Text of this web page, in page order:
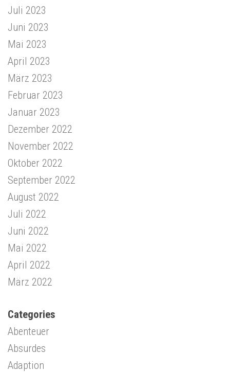
Juli 2023
Juni 2023
Mai 2023
April 2023
März 2023
Februar 2023
Januar 2023
Dezember 2022
November 2022
Oktober 2022
September 2022
August 2022
Juli 2022
Juni 2022
Mai 2022
April 2022
März 2022
Categories
Abenteuer
Absurdes
Adaption